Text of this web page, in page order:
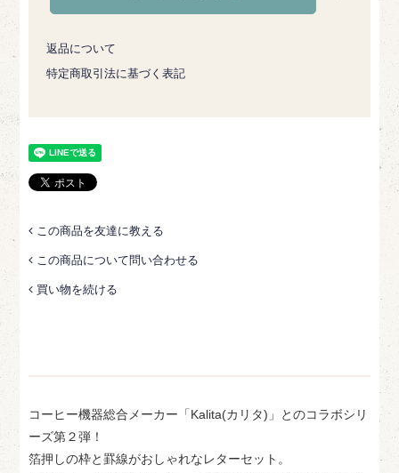
返品について
特定商取引法に基づく表記
この商品を友達に教える
この商品について問い合わせる
買い物を続ける
コーヒー機器総合メーカー「Kalita(カリタ)」とのコラボシリ
ーズ第２弾！
箔押しの枠と罫線がおしゃれなレターセット。